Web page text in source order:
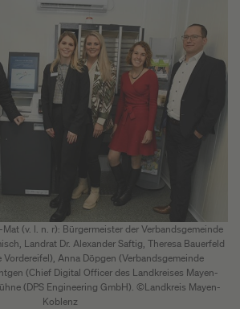
(v. l. n. r): Bürgermeister der Verbandsgemeinde
Landrat Dr. Alexander Saftig, Theresa Bauerfeld
Vordereifel), Anna Döpgen (Verbandsgemeinde
(Chief Digital Officer des Landkreises Mayen-
(DPS Engineering GmbH). ©Landkreis Mayen-
Koblenz